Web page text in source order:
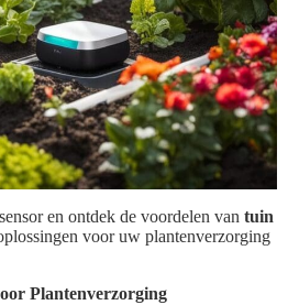
en ontdek de voordelen van tuin
voor uw plantenverzorging
Plantenverzorging